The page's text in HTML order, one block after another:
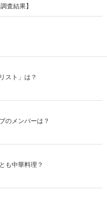
査結果】
スト」は？
のメンバーは？
も中華料理？